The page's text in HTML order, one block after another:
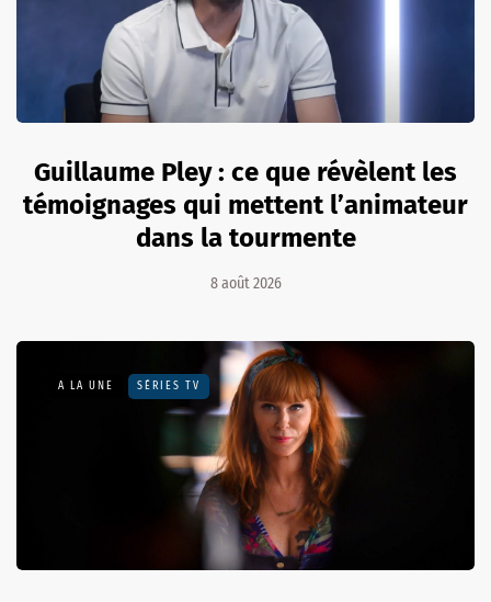
Guillaume Pley : ce que révèlent les
témoignages qui mettent l’animateur
dans la tourmente
8 août 2026
A LA UNE SÉRIES TV